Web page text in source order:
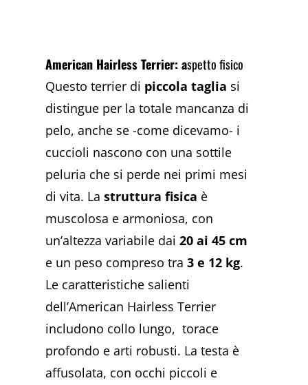
American Hairless Terrier: aspetto fisico
Questo terrier di piccola taglia si
distingue per la totale mancanza di
pelo, anche se -come dicevamo- i
cuccioli nascono con una sottile
peluria che si perde nei primi mesi
di vita. Lastruttura fisica è
muscolosa e armoniosa, con
un’altezza variabile dai20 ai 45 cm
e un peso compreso tra3 e 12 kg.
Le caratteristiche salienti
dell’American Hairless Terrier
includono collo lungo, torace
profondo e arti robusti. La testa è
affusolata, con occhi piccoli e